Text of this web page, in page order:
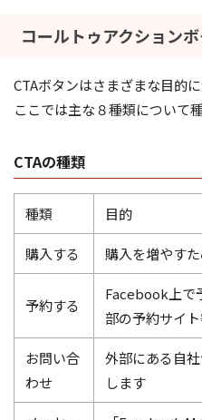
コールトゥアクション
CTAボタンはさまざまな目的
ここでは主な８種類について
CTAの種類
種類 目的
購入する 購入を増やす
予約する
Facebook上で
部の予約サイ
お問い合
わせ
外部にある自
します